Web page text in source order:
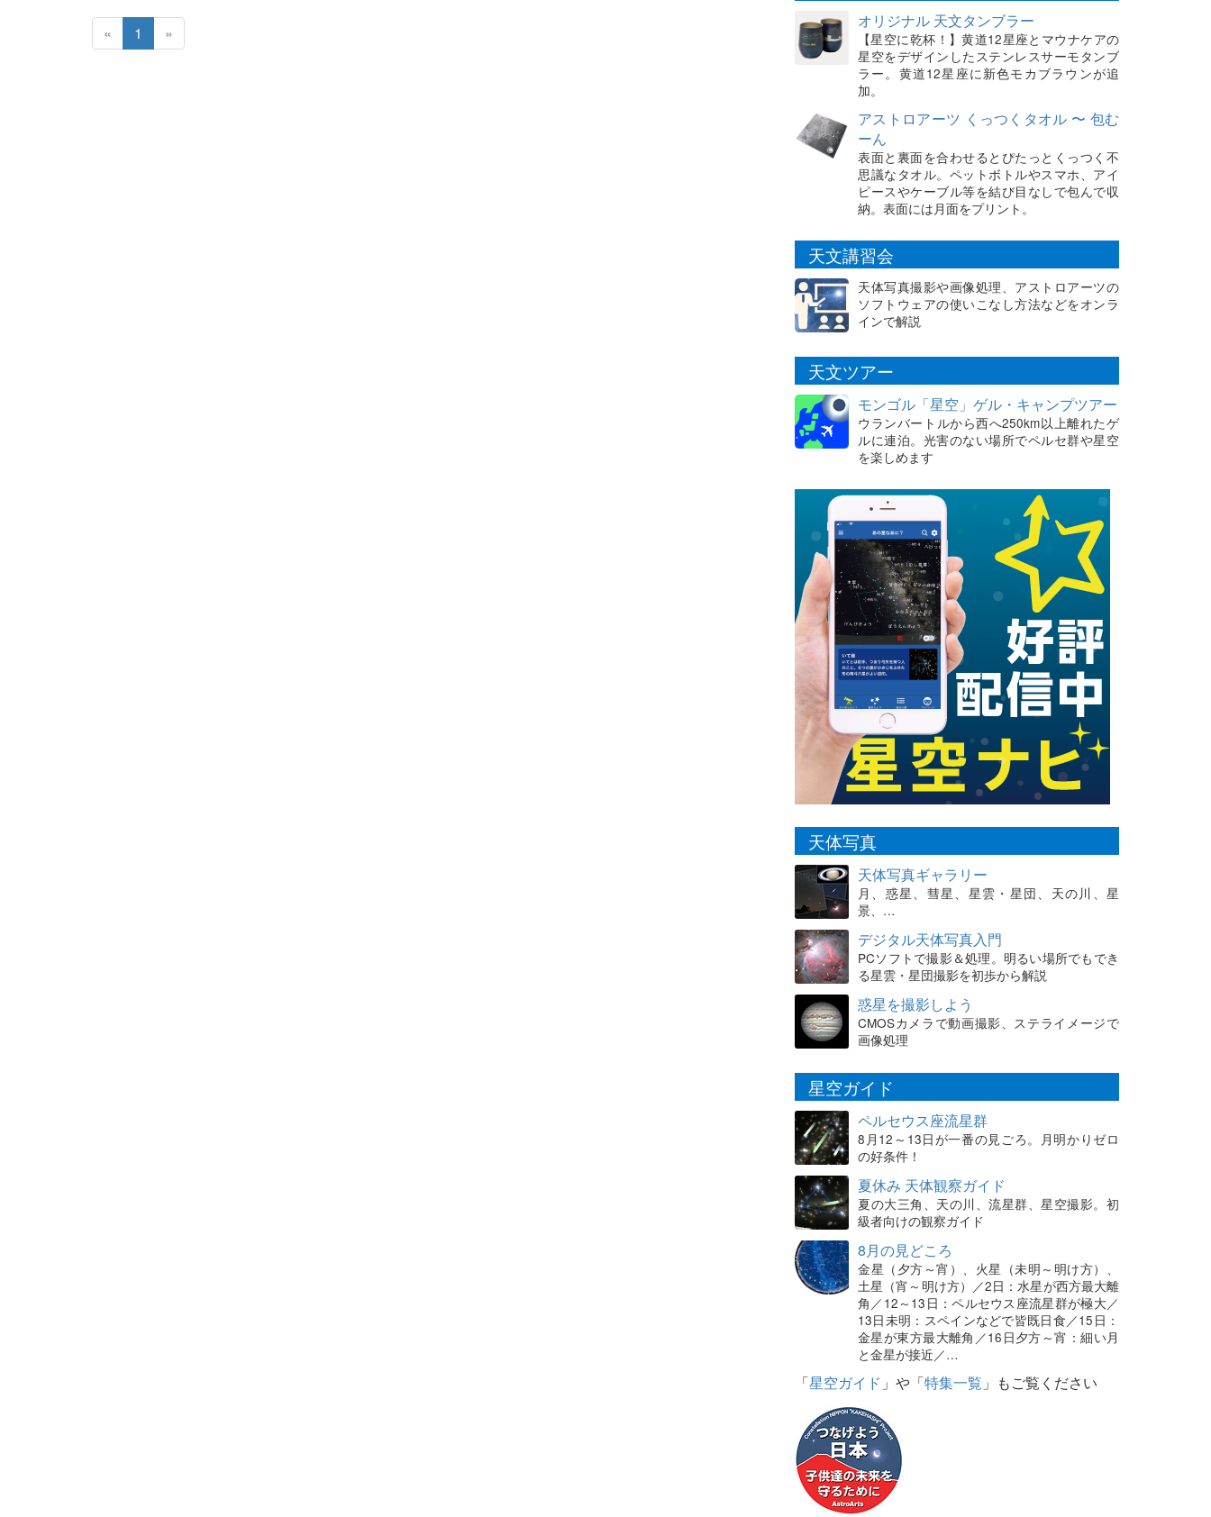
« 1 »
オリジナル 天文タンブラー
【星空に乾杯！】黄道12星座とマウナケアの
星空をデザインしたステンレスサーモタンブ
ラー。黄道12星座に新色モカブラウンが追
加。
アストロアーツ くっつくタオル 〜 包む
ーん
表面と裏面を合わせるとぴたっとくっつく不
思議なタオル。ペットボトルやスマホ、アイ
ピースやケーブル等を結び目なしで包んで収
納。表面には月面をプリント。
天文講習会
天体写真撮影や画像処理、アストロアーツの
ソフトウェアの使いこなし方法などをオンラ
インで解説
天文ツアー
モンゴル「星空」ゲル・キャンプツアー
ウランバートルから西へ250km以上離れたゲ
ルに連泊。光害のない場所でペルセ群や星空
を楽しめます
天体写真
天体写真ギャラリー
月、惑星、彗星、星雲・星団、天の川、星
景、…
デジタル天体写真入門
PCソフトで撮影＆処理。明るい場所でもでき
る星雲・星団撮影を初歩から解説
惑星を撮影しよう
CMOSカメラで動画撮影、ステライメージで
画像処理
星空ガイド
ペルセウス座流星群
8月12～13日が一番の見ごろ。月明かりゼロ
の好条件！
夏休み 天体観察ガイド
夏の大三角、天の川、流星群、星空撮影。初
級者向けの観察ガイド
8月の見どころ
金星（夕方～宵）、火星（未明～明け方）、
土星（宵～明け方）／2日：水星が西方最大離
角／12～13日：ペルセウス座流星群が極大／
13日未明：スペインなどで皆既日食／15日：
金星が東方最大離角／16日夕方～宵：細い月
と金星が接近／…
「星空ガイド 」や「特集一覧 」もご覧ください